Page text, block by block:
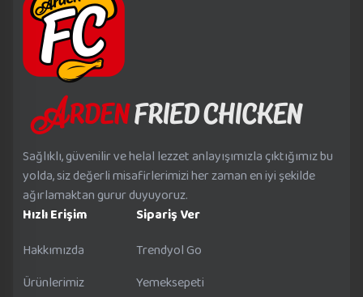
Sağlıklı, güvenilir ve helal lezzet anlayışımızla çıktığımız bu
yolda, siz değerli misafirlerimizi her zaman en iyi şekilde
ağırlamaktan gurur duyuyoruz.
Hızlı Erişim
Hakkımızda
Ürünlerimiz
Sipariş Ver
Trendyol Go
Yemeksepeti